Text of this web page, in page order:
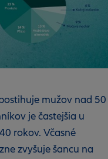
mužov nad 50
je častejšia u
rokov. Včasné
zvyšuje šancu na